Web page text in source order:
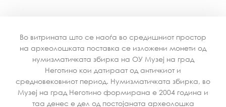
Во витрината што се наоѓа во средишниот простор
на археолошката поставка се изложени монети од
нумизматичката збирка на ОУ Музеј на град
Неготино кои датираат од античкиот и
средновековниот период. Нумизматичката збирка, во
Музеј на град Неготино формирана e 2004 година и
таа денес е дел од постојаната археолошка